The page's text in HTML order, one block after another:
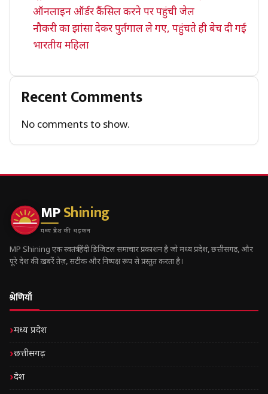
ऑनलाइन ऑर्डर कैंसिल करने पर पहुंची जेल
नौकरी का झांसा देकर पुर्तगाल ले गए, पहुंचते ही बेच दी गई
भारतीय महिला
Recent Comments
No comments to show.
MPShining
मध्य प्रदेश की धड़कन
MP Shining एक स्वतंत्र हिंदी डिजिटल समाचार प्रकाशन है जो मध्य प्रदेश, छत्तीसगढ़, और
पूरे देश की ख़बरें तेज़, सटीक और निष्पक्ष रूप से प्रस्तुत करता है।
श्रेणियाँ
मध्य प्रदेश
छत्तीसगढ़
देश